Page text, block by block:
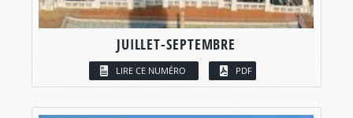
JUILLET-SEPTEMBRE
LIRE CE NUMÉRO PDF